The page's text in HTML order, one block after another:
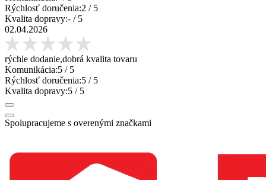
Rýchlosť doručenia:2 / 5
Kvalita dopravy:- / 5
02.04.2026
rýchle dodanie,dobrá kvalita tovaru
Komunikácia:5 / 5
Rýchlosť doručenia:5 / 5
Kvalita dopravy:5 / 5
Spolupracujeme s overenými značkami